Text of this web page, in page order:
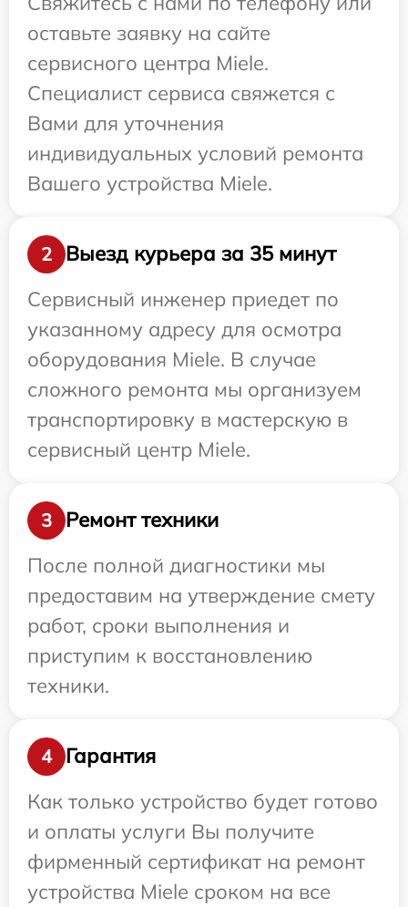
оставьте заявку на сайте
сервисного центра Miele.
Специалист сервиса свяжется с
Вами для уточнения
индивидуальных условий ремонта
Вашего устройства Miele.
2
Выезд курьера за 35 минут
Сервисный инженер приедет по
указанному адресу для осмотра
оборудования Miele. В случае
сложного ремонта мы организуем
транспортировку в мастерскую в
сервисный центр Miele.
3
Ремонт техники
После полной диагностики мы
предоставим на утверждение смету
работ, сроки выполнения и
приступим к восстановлению
техники.
4
Гарантия
Как только устройство будет готово
и оплаты услуги Вы получите
фирменный сертификат на ремонт
устройства Miele сроком на все